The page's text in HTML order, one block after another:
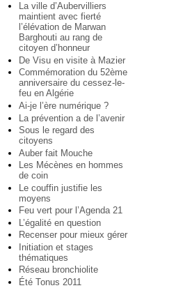
La ville d’Aubervilliers
maintient avec fierté
l’élévation de Marwan
Barghouti au rang de
citoyen d’honneur
De Visu en visite à Mazier
Commémoration du 52ème
anniversaire du cessez-le-
feu en Algérie
Ai-je l’ère numérique ?
La prévention a de l’avenir
Sous le regard des
citoyens
Auber fait Mouche
Les Mécènes en hommes
de coin
Le couffin justifie les
moyens
Feu vert pour l’Agenda 21
L’égalité en question
Recenser pour mieux gérer
Initiation et stages
thématiques
Réseau bronchiolite
Été Tonus 2011